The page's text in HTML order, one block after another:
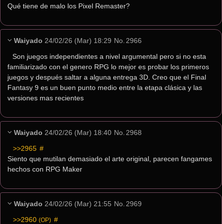
Qué tiene de malo los Pixel Remaster?
Waiyado 24/02/26 (Mar) 18:29 No. 2966
Son juegos independientes a nivel argumental pero si no esta
familiarizado con el genero RPG lo mejor es probar los primeros
juegos y después saltar a alguna entrega 3D. Creo que el Final
Fantasy 9 es un buen punto medio entre la etapa clásica y las
versiones mas recientes
Waiyado 24/02/26 (Mar) 18:40 No. 2968
>>2965 #
Siento que mutilan demasiado el arte original, parecen fangames
hechos con RPG Maker
Waiyado 24/02/26 (Mar) 21:55 No. 2969
>>2960 (OP) #